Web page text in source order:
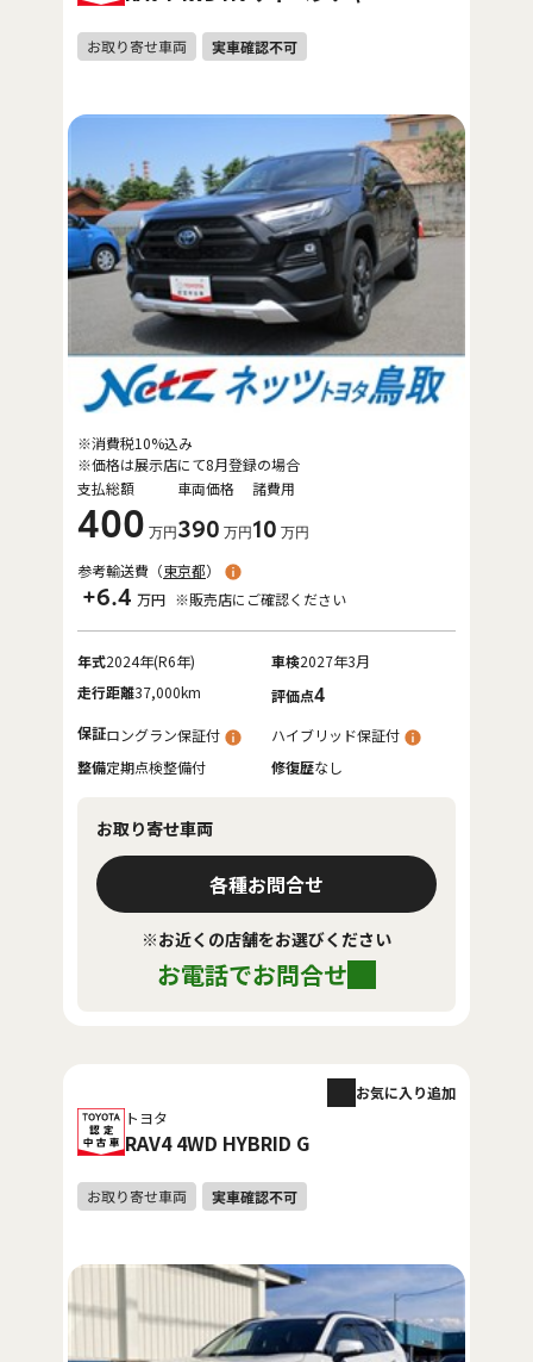
支払総額
400 万円
車両価格
390 万円
諸費用
10 万円
※消費税10%込み
※価格は展示店にて8月登録の場合
参考輸送費（東京都）
+6.4 万円 ※販売店にご確認ください
年式2024年(R6年) 車検2027年3月
走行距離37,000km 評価点4
保証ロングラン保証付
ハイブリッド保証付
整備定期点検整備付 修復歴なし
お取り寄せ車両
各種お問合せ
※お近くの店舗をお選びください
お電話でお問合せ
トヨタ
RAV4 4WD HYBRID G
お気に入り追加